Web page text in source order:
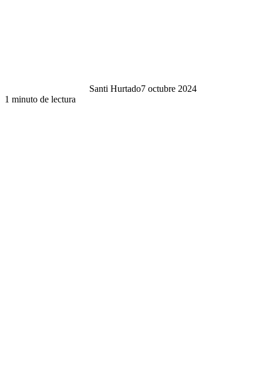
Santi Hurtado7 octubre 2024
1 minuto de lectura